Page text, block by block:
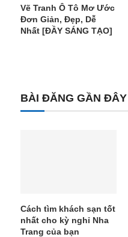
Vẽ Tranh Ô Tô Mơ Ước
Đơn Giản, Đẹp, Dễ
Nhất [ĐẦY SÁNG TẠO]
BÀI ĐĂNG GẦN ĐÂY
Cách tìm khách sạn tốt
nhất cho kỳ nghỉ Nha
Trang của bạn